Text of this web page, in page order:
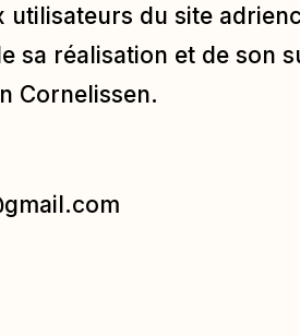
utilisateurs du site
sa réalisation et de son
Cornelissen.